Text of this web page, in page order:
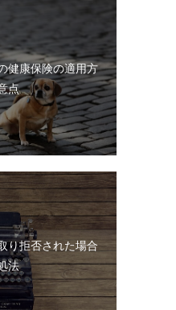
健康保険の適用方
点
り拒否された場合
法